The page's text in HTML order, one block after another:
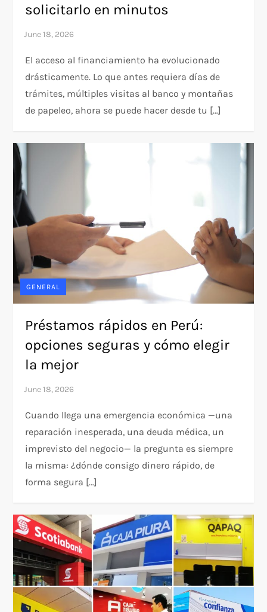
solicitarlo en minutos
El acceso al financiamiento ha evolucionado
drásticamente. Lo que antes requiera días de
trámites, múltiples visitas al banco y montañas
de papeleo, ahora se puede hacer desde tu […]
GENERAL
Préstamos rápidos en Perú:
opciones seguras y cómo elegir
la mejor
Cuando llega una emergencia económica —una
reparación inesperada, una deuda médica, un
imprevisto del negocio— la pregunta es siempre
la misma: ¿dónde consigo dinero rápido, de
forma segura […]